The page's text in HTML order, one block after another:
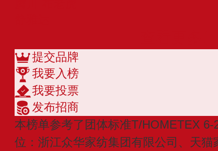
提交品牌
我要入榜
我要投票
发布招商
本榜单参考了团体标准T/HOMETEX
位：浙江众华家纺集团有限公司、天